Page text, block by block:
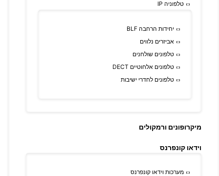
טלפוניה IP
יחידות הרחבה BLF
אביזרים נלווים
טלפונים שולחנים
טלפונים אלחוטיים DECT
טלפונים לחדרי ישיבות
מיקרופונים ורמקולים
וידאו קונפרנס
מערכות וידאו קונפרנס